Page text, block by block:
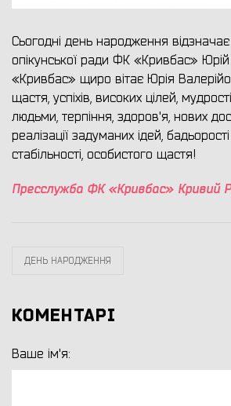
Сьогодні день народження
опікунської ради ФК «Кривбас»
«Кривбас» щиро вітає Юрія
щастя, успіхів, високих цілей,
людьми, терпіння, здоров'я, нових
реалізації задуманих ідей,
стабільності, особистого щастя!
Пресслужба ФК «Кривбас» Кривий
ДЕНЬ НАРОДЖЕННЯ
КОМЕНТАРІ
Ваше ім'я: